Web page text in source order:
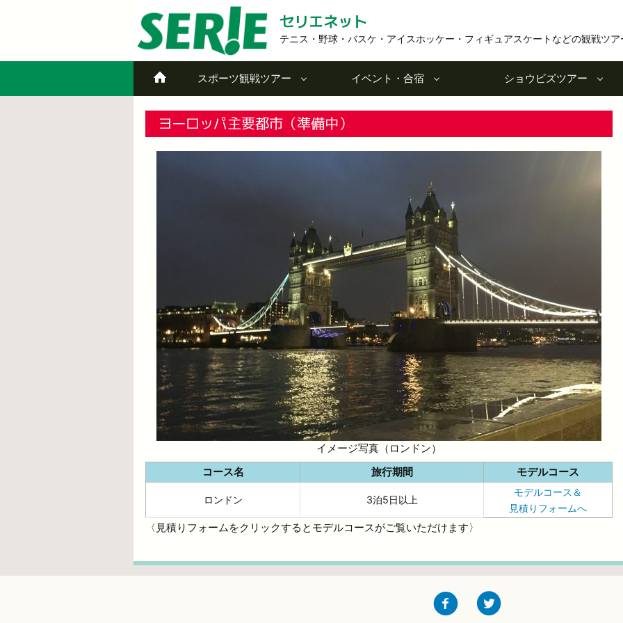
セリエネット
テニス・野球・バスケ・アイスホッケー・フィギュアスケートなどの観戦ツ
スポーツ観戦ツアー イベント・合宿 ショウビズツアー
ヨーロッパ主要都市（準備中）
イメージ写真（ロンドン）
コース名
旅行期間 モデルコース
ロンドン 3泊5日以上
モデルコース＆
見積りフォームへ
〈見積りフォームをクリックするとモデルコースがご覧いただけます〉